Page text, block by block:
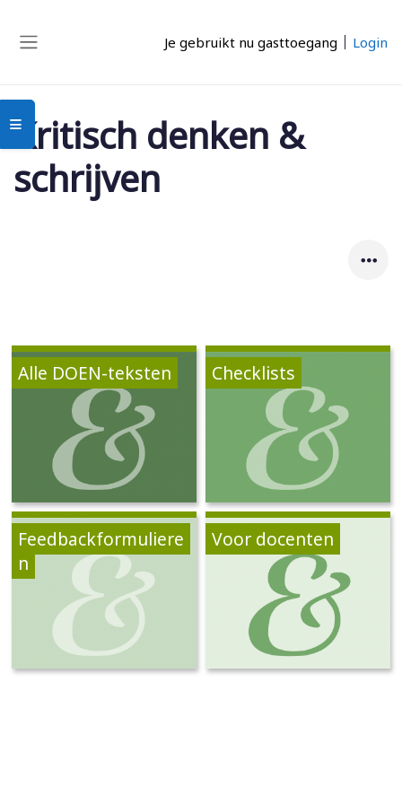
Je gebruikt nu gasttoegang Login
Open cursusindex
Kritisch denken &
schrijven
Alle DOEN-teksten Checklists
Feedbackformuliere
n
Voor docenten